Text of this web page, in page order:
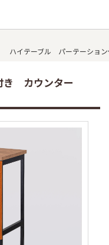
） ハイテーブル パーテーシ
き カウンター